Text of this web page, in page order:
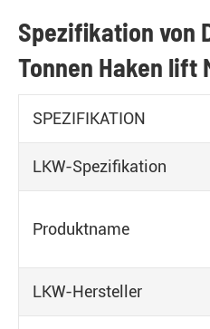
Spezifikation von
Tonnen Haken lift
SPEZIFIKATION
LKW-Spezifikation
Produktname
LKW-Hersteller